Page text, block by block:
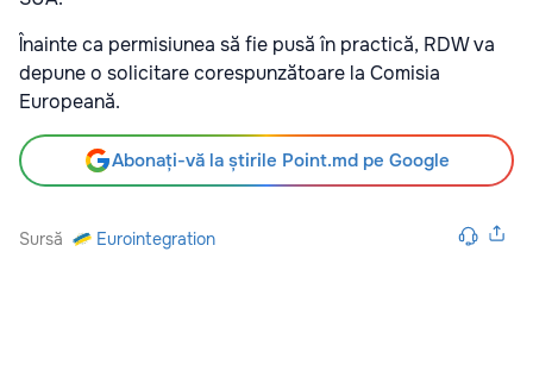
Înainte ca permisiunea să fie pusă în practică, RDW va
depune o solicitare corespunzătoare la Comisia
Europeană.
Abonați-vă la știrile Point.md pe Google
Sursă Eurointegration